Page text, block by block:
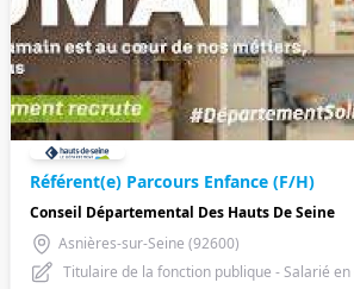
Référent(e) Parcours Enfance (F/H)
Conseil Départemental Des Hauts De Seine
Asnières-sur-Seine (92600)
Titulaire de la fonction publique - Salarié en